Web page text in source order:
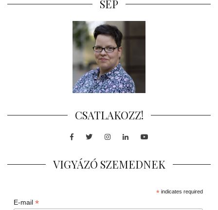
SEP
CSATLAKOZZ!
Facebook
TwitterInstagram
LinkedInYoutube
VIGYÁZÓ SZEMEDNEK
*indicates required
E-mail *